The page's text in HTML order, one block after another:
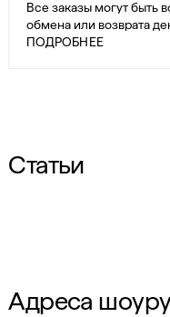
Все заказы могут быть
обмена или возврата
ПОДРОБНЕЕ
Статьи
Адреса